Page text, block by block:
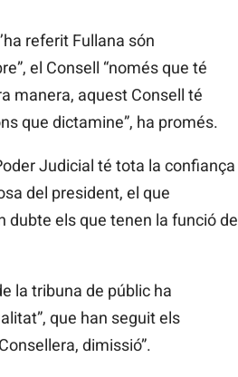
referit Fullana són
el Consell “només que té
manera, aquest Consell té
que dictamine”, ha promés.
Judicial té tota la confiança
del president, el que
dubte els que tenen la funció de
la tribuna de públic ha
que han seguit els
dimissió”.